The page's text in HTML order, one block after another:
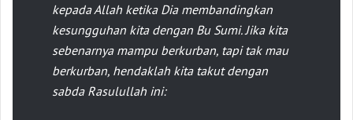
kepada Allah ketika Dia membandingkan
kesungguhan kita dengan Bu Sumi. Jika kita
sebenarnya mampu berkurban, tapi tak mau
berkurban, hendaklah kita takut dengan
sabda Rasulullah ini: